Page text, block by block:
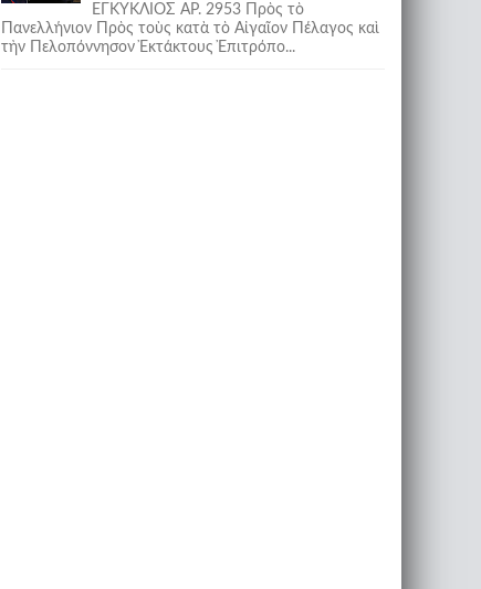
ΕΓΚΥΚΛΙΟΣ ΑΡ. 2953 Πρὸς τὸ
Πανελλήνιον Πρὸς τοὺς κατὰ τὸ Αἰγαῖον Πέλαγος καὶ
τὴν Πελοπόννησον Ἐκτάκτους Ἐπιτρόπο...